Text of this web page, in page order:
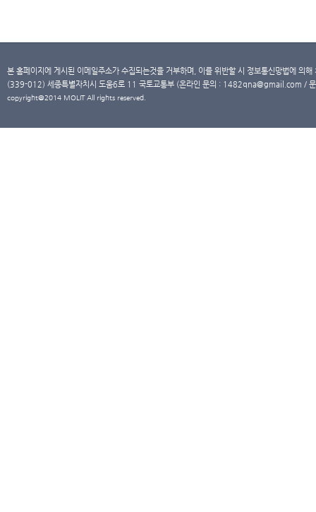
본 홈페이지에 게시된 이메일주소가 수집되는것을 거부하며, 이를 위반할 시 정보통신망법에 의
(339-012) 세종특별자치시 도움6로 11 국토교통부 (온라인 문의 : 1482qna@gmail.com /
copyright@2014 MOLIT All rights reserved.